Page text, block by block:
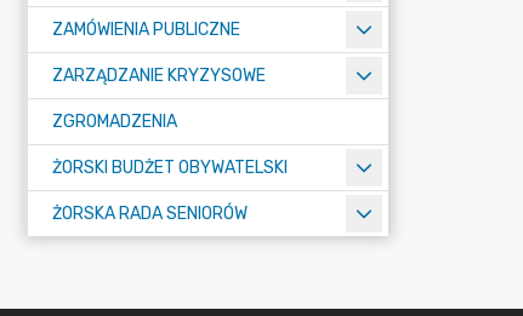
ZAMÓWIENIA PUBLICZNE
ZARZĄDZANIE KRYZYSOWE
ZGROMADZENIA
ŻORSKI BUDŻET OBYWATELSKI
ŻORSKA RADA SENIORÓW